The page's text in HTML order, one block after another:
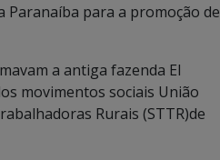
Paranaíba para a promoção de
a antiga fazenda El
movimentos sociais União
Rurais (STTR)de